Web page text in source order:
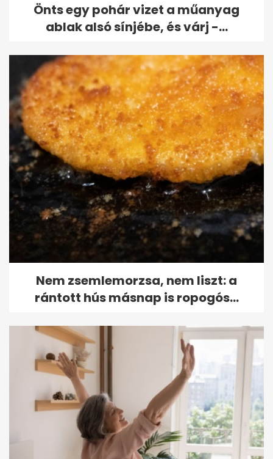
Önts egy pohár vizet a műanyag
ablak alsó sínjébe, és várj -...
Nem zsemlemorzsa, nem liszt: a
rántott hús másnap is ropogós...